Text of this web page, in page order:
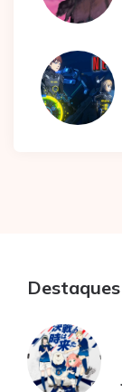
Destaques